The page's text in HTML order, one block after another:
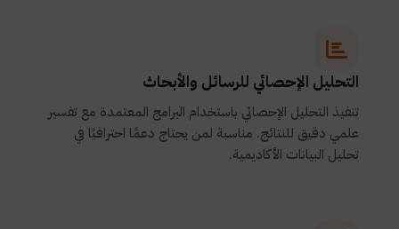
التحليل الإحصائي للرسائل والأبحاث
تنفيذ التحليل الإحصائي باستخدام البرامج المعتمدة مع تفسير
علمي دقيق للنتائج. مناسبة لمن يحتاج دعمًا احترافيًا في
تحليل البيانات الأكاديمية.